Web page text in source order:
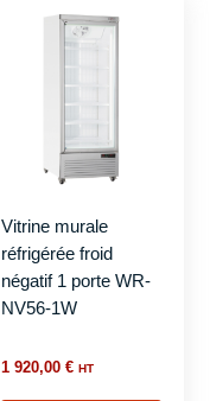
Vitrine murale
réfrigérée froid
négatif 1 porte WR-
NV56-1W
1 920,00 € HT